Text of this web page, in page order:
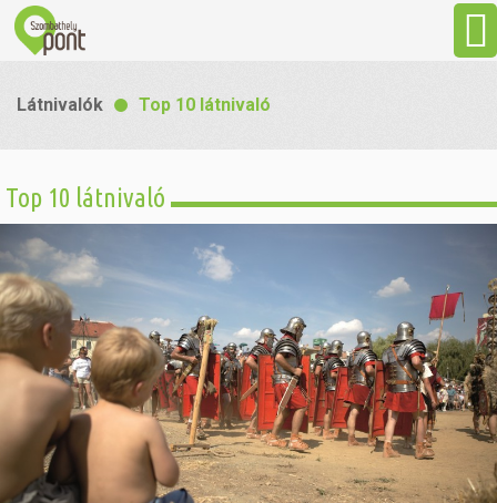
Látnivalók
Gasztronómia
Szállás
Sport
Szabadidő
Látnivalók Top 10 látnivaló
Top 10 látnivaló